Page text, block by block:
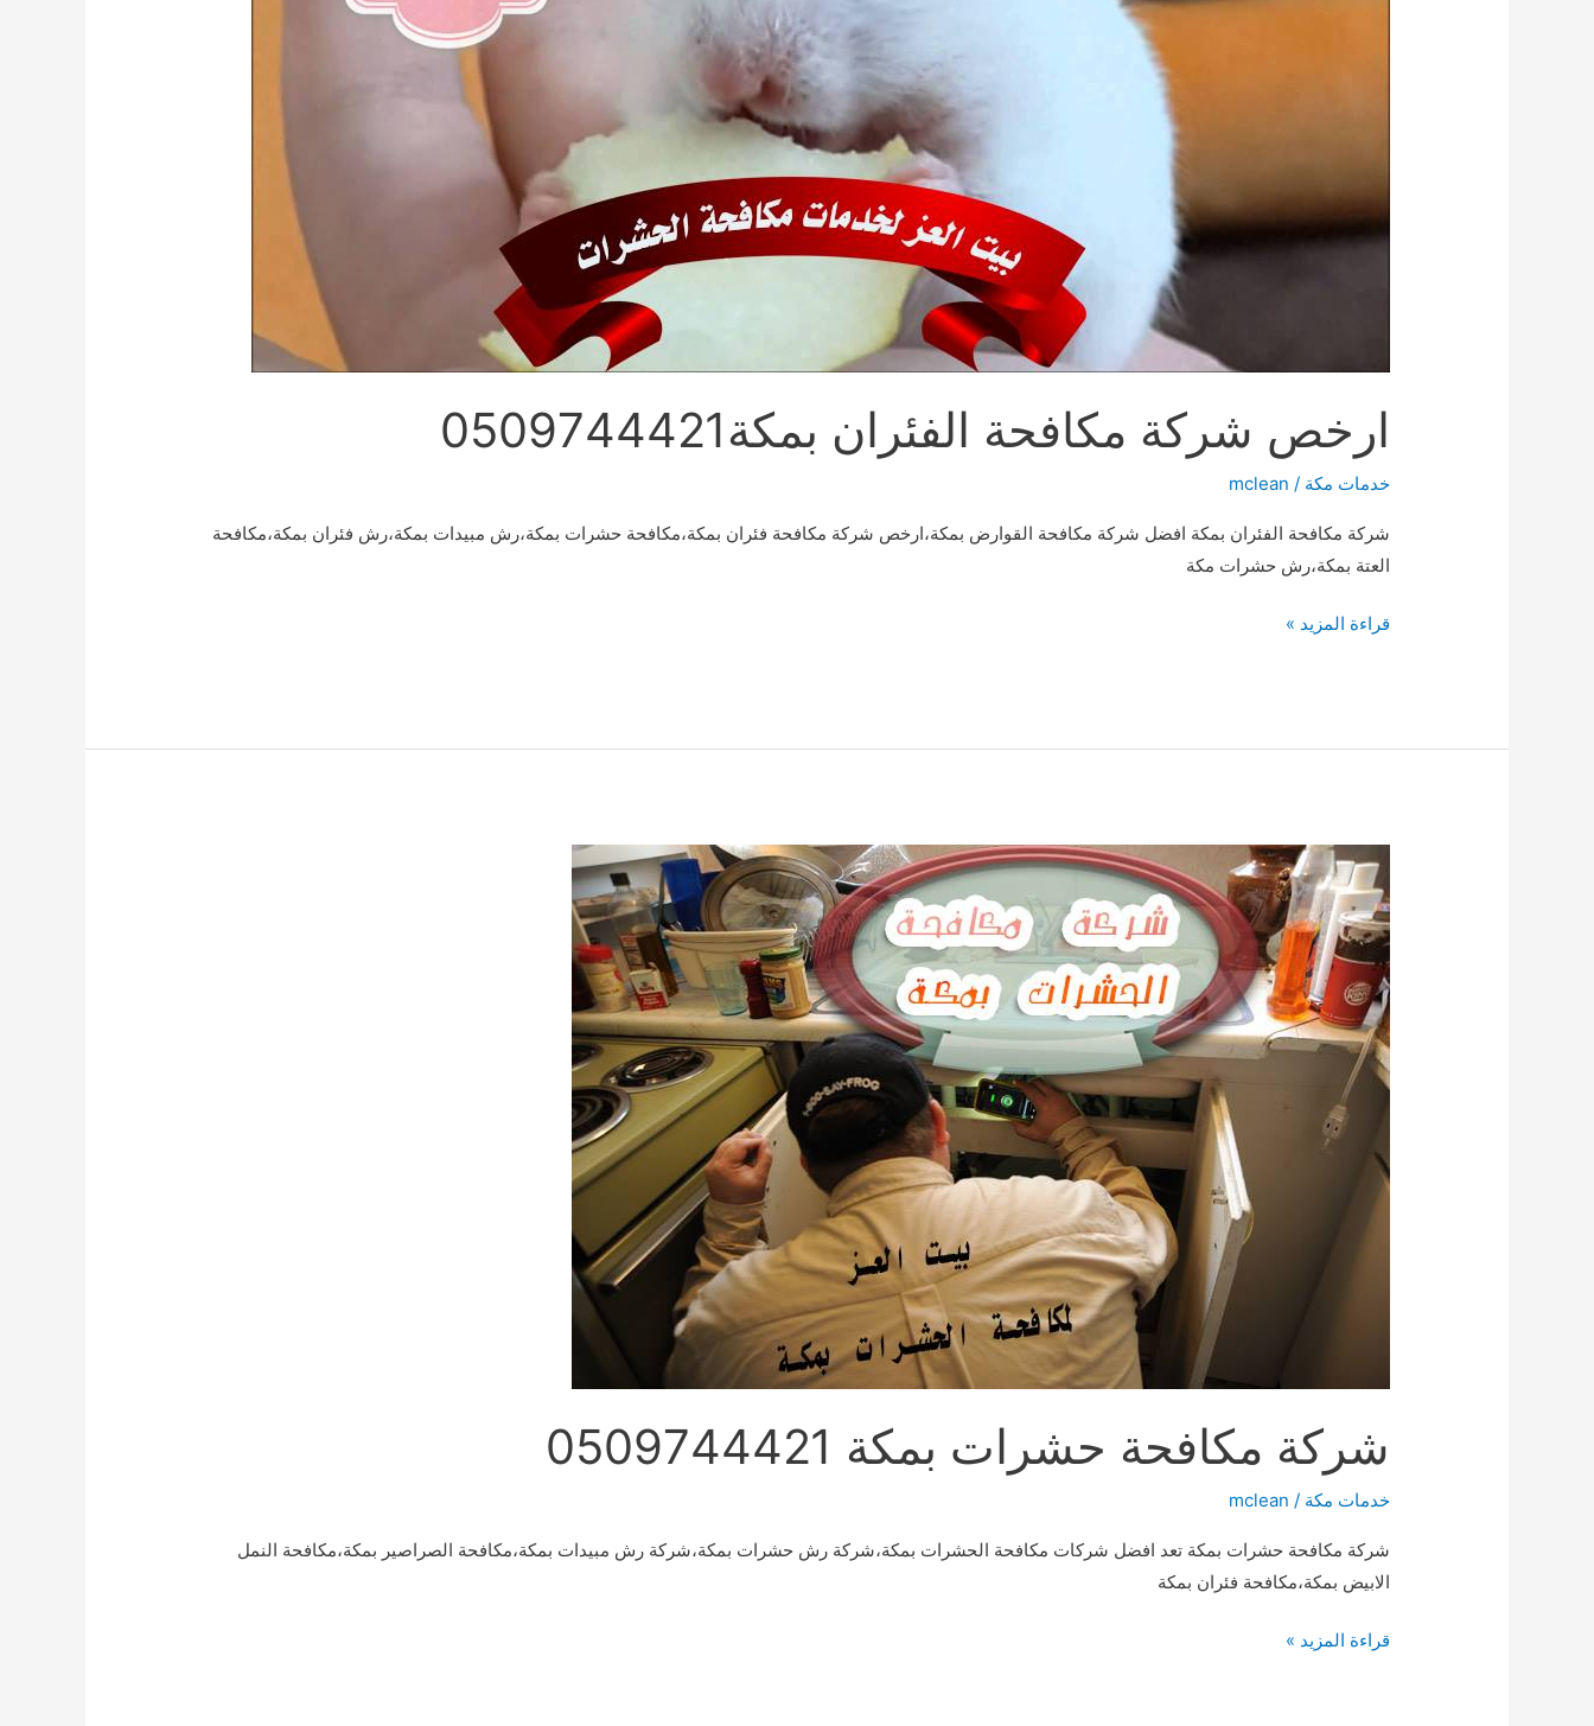
ارخص شركة مكافحة الفئران بمكة0509744421
خدمات مكة /
mclean
شركة مكافحة الفئران بمكة افضل شركة مكافحة القوارض بمكة،ارخص شركة مكافحة فئران بمكة،مكافحة حشرات بمكة،رش مبيدات بمكة،رش فئران بمكة،مكافحة
العتة بمكة،رش حشرات مكة
ارخص
بمكة0509744421
قراءة المزيد »
شركة مكافحة حشرات بمكة 0509744421
خدمات مكة /
mclean
شركة مكافحة حشرات بمكة تعد افضل شركات مكافحة الحشرات بمكة،شركة رش حشرات بمكة،شركة رش مبيدات بمكة،مكافحة الصراصير بمكة،مكافحة النمل
الابيض بمكة،مكافحة فئران بمكة
شركة
قراءة المزيد »